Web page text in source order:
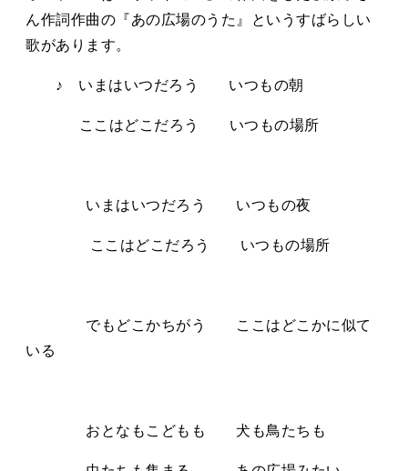
ん作詞作曲の『あの広場のうた』というすばらしい
歌があります。
♪ いまはいつだろう いつもの朝
ここはどこだろう いつもの場所
いまはいつだろう いつもの夜
ここはどこだろう いつもの場所
でもどこかちがう ここはどこかに似て
いる
おとなもこどもも 犬も鳥たちも